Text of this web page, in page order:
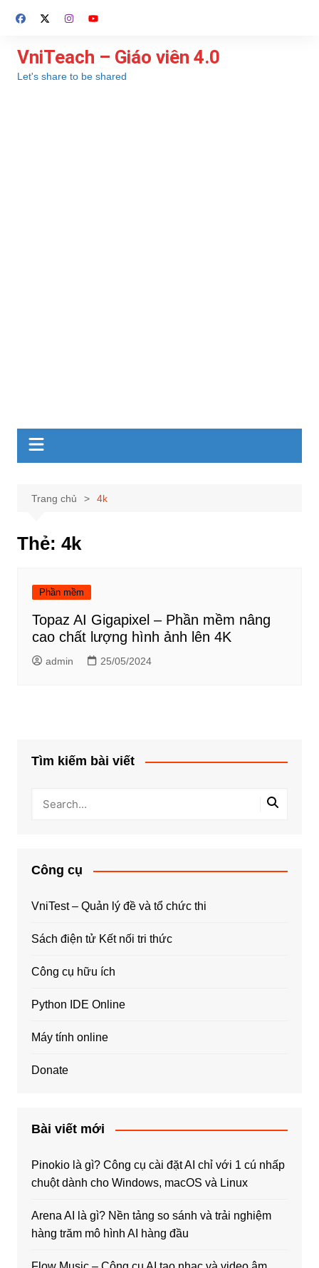
đến
dung
VniTeach – Giáo viên 4.0
Let's share to be shared
Trang chủ 4k
Thẻ: 4k
Phần mềm
Topaz AI Gigapixel – Phần mềm nâng
cao chất lượng hình ảnh lên 4K
admin 25/05/2024
Tìm kiếm bài viết
Công cụ
VniTest – Quản lý đề và tổ chức thi
Sách điện tử Kết nối tri thức
Công cụ hữu ích
Python IDE Online
Máy tính online
Donate
Bài viết mới
Pinokio là gì? Công cụ cài đặt AI chỉ với 1 cú nhấp
chuột dành cho Windows, macOS và Linux
Arena AI là gì? Nền tảng so sánh và trải nghiệm
hàng trăm mô hình AI hàng đầu